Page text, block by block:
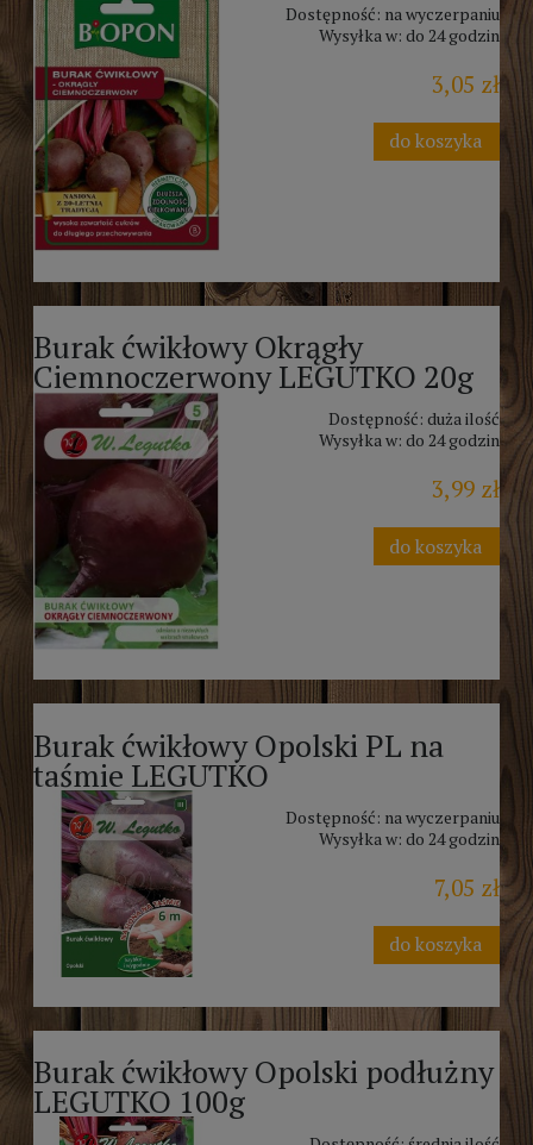
Dostępność: na wyczerpaniu
Wysyłka w: do 24 godzin
3,05 zł
do koszyka
Burak ćwikłowy Okrągły
Ciemnoczerwony LEGUTKO 20g
Dostępność: duża ilość
Wysyłka w: do 24 godzin
3,99 zł
do koszyka
Burak ćwikłowy Opolski PL na
taśmie LEGUTKO
Dostępność: na wyczerpaniu
Wysyłka w: do 24 godzin
7,05 zł
do koszyka
Burak ćwikłowy Opolski podłużny
LEGUTKO 100g